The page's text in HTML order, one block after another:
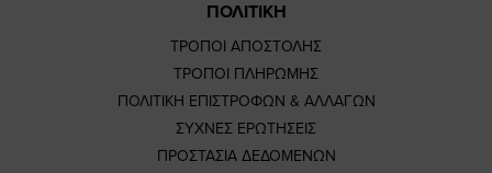
ΠΟΛΙΤΙΚΗ
ΤΡΟΠΟΙ ΑΠΟΣΤΟΛΗΣ
ΤΡΟΠΟΙ ΠΛΗΡΩΜΗΣ
ΠΟΛΙΤΙΚΗ ΕΠΙΣΤΡΟΦΩΝ & ΑΛΛΑΓΩΝ
ΣΥΧΝΕΣ ΕΡΩΤΗΣΕΙΣ
ΠΡΟΣΤΑΣΙΑ ΔΕΔΟΜΕΝΩΝ